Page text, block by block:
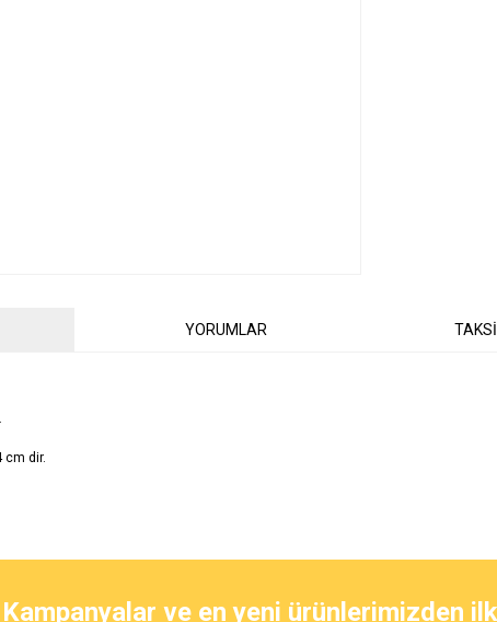
YORUMLAR
cm dir.
Kampanyalar ve en yeni ürünlerimizden